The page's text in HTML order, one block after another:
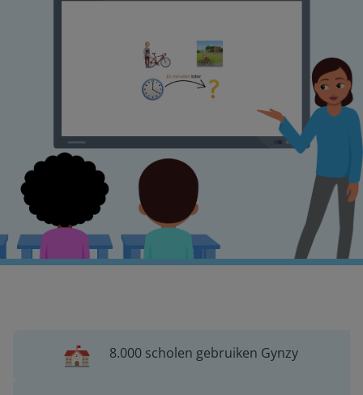
8.000 scholen gebruiken Gynzy